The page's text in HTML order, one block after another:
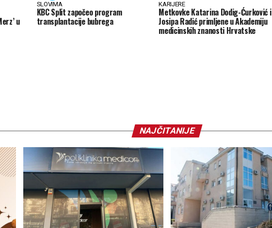
u
SLOVIMA
KBC Split započeo program
transplantacije bubrega
KARIJERE
Metkovke Katarina Dodig-Ćurković i
Josipa Radić primljene u Akademiju
medicinskih znanosti Hrvatske
NAJČITANIJE